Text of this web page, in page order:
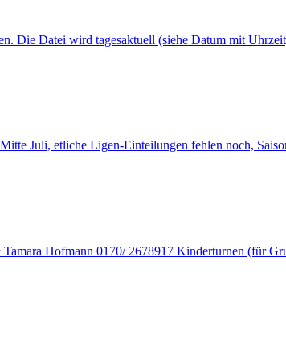
Die Datei wird tagesaktuell (siehe Datum mit
Juli, etliche Ligen-Einteilungen fehlen noch,
Hofmann 0170/ 2678917 Kinderturnen (für